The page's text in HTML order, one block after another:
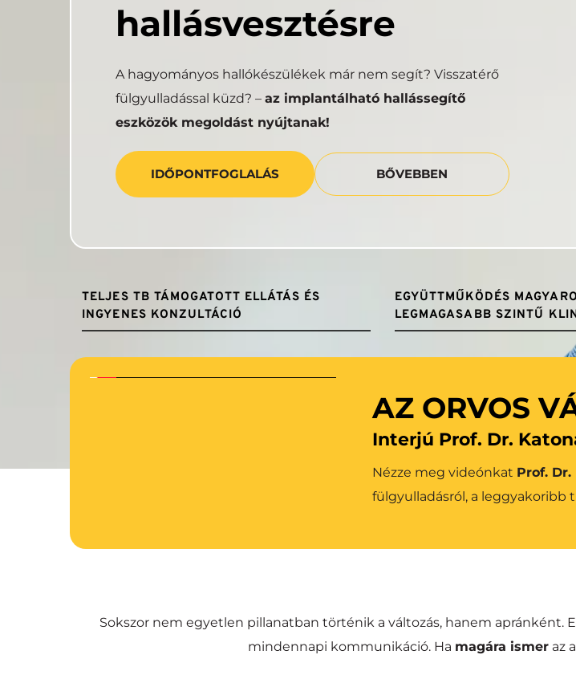
hallásvesztésre
A hagyományos hallókészülékek már nem segít? Visszatérő
fülgyulladással küzd? – az implantálható hallássegítő
eszközök megoldást nyújtanak!
IDŐPONTFOGLALÁS BŐVEBBEN
TELJES TB TÁMOGATOTT ELLÁTÁS ÉS
INGYENES KONZULTÁCIÓ
EGYÜTTMŰKÖDÉS
LEGMAGASABB SZINTŰ
AZ ORVOS
Interjú Prof. Dr.
Nézze meg videónkat Prof. Dr.
fülgyulladásról, a leggyakoribb
Sokszor nem egyetlen pillanatban történik a változás, hanem apránként.
mindennapi kommunikáció. Ha magára ismer az